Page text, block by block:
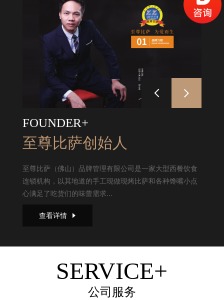
FOUNDER+
至尊比萨创始人
至尊比萨（佛山）品牌管理有限公司是一家大型西餐饮食
连锁机构，以其地道的手工现做现烤比萨和各种馋嘴小点
心满足了吃货们的味蕾需求...
查看详情
SERVICE+
公司服务